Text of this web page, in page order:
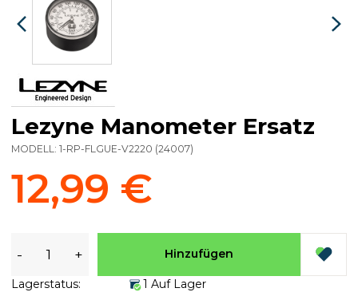
Lezyne Manometer Ersatz
MODELL: 1-RP-FLGUE-V2220 (24007)
12,99 €
- + Hinzufügen
Lagerstatus:
1 Auf Lager